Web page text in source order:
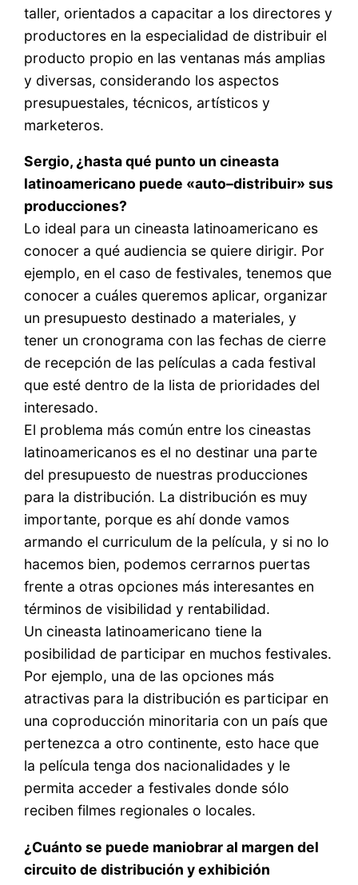
taller, orientados a capacitar a los directores y
productores en la especialidad de distribuir el
producto propio en las ventanas más amplias
y diversas, considerando los aspectos
presupuestales, técnicos, artísticos y
marketeros.
Sergio, ¿hasta qué punto un cineasta
latinoamericano puede «auto–distribuir» sus
producciones?
Lo ideal para un cineasta latinoamericano es
conocer a qué audiencia se quiere dirigir. Por
ejemplo, en el caso de festivales, tenemos que
conocer a cuáles queremos aplicar, organizar
un presupuesto destinado a materiales, y
tener un cronograma con las fechas de cierre
de recepción de las películas a cada festival
que esté dentro de la lista de prioridades del
interesado.
El problema más común entre los cineastas
latinoamericanos es el no destinar una parte
del presupuesto de nuestras producciones
para la distribución. La distribución es muy
importante, porque es ahí donde vamos
armando el curriculum de la película, y si no lo
hacemos bien, podemos cerrarnos puertas
frente a otras opciones más interesantes en
términos de visibilidad y rentabilidad.
Un cineasta latinoamericano tiene la
posibilidad de participar en muchos festivales.
Por ejemplo, una de las opciones más
atractivas para la distribución es participar en
una coproducción minoritaria con un país que
pertenezca a otro continente, esto hace que
la película tenga dos nacionalidades y le
permita acceder a festivales donde sólo
reciben filmes regionales o locales.
¿Cuánto se puede maniobrar al margen del
circuito de distribución y exhibición